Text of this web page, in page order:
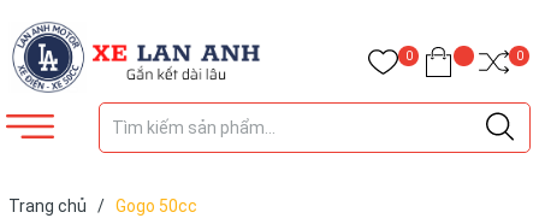
0 0
Trang chủ / Gogo 50cc